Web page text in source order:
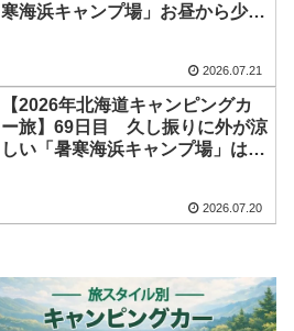
寒海浜キャンプ場」お昼から少し
たが、夕方には水平線上に分厚い
雲が現れ、残念ながら夕日は見れ
ず^^;
2026.07.21
【2026年北海道キャンピングカ
ー旅】69日目 久し振りに外が涼
しい「暑寒海浜キャンプ場」は、
300w）を切っていたサブバッテ
2026.07.20